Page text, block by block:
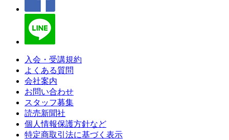
入会・受講規約
よくある質問
会社案内
お問い合わせ
スタッフ募集
読売新聞社
個人情報保護方針など
特定商取引法に基づく表示